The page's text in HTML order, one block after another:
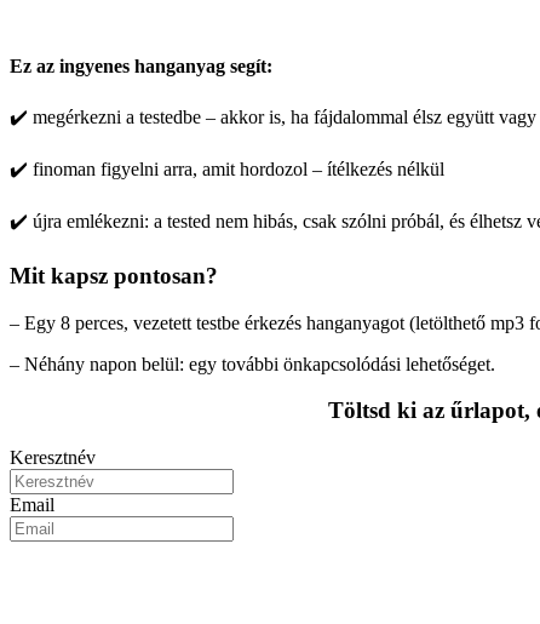
Ez az ingyenes hanganyag segít:
✔️ megérkezni a testedbe – akkor is, ha fájdalommal élsz együtt
✔️ finoman figyelni arra, amit hordozol – ítélkezés nélkül
✔️ újra emlékezni: a tested nem hibás, csak szólni próbál, és élhetsz
Mit kapsz pontosan?
– Egy 8 perces, vezetett testbe érkezés hanganyagot (letölthető mp3
– Néhány napon belül: egy további önkapcsolódási lehetőséget.
Töltsd ki az űrlapot,
Keresztnév
Email